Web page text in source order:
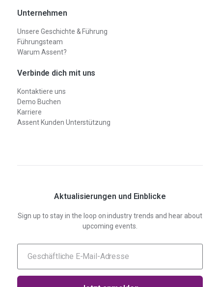
Unternehmen
Unsere Geschichte & Führung
Führungsteam
Warum Assent?
Verbinde dich mit uns
Kontaktiere uns
Demo Buchen
Karriere
Assent Kunden Unterstützung
Aktualisierungen und Einblicke
Sign up to stay in the loop on industry trends and hear about
upcoming events.